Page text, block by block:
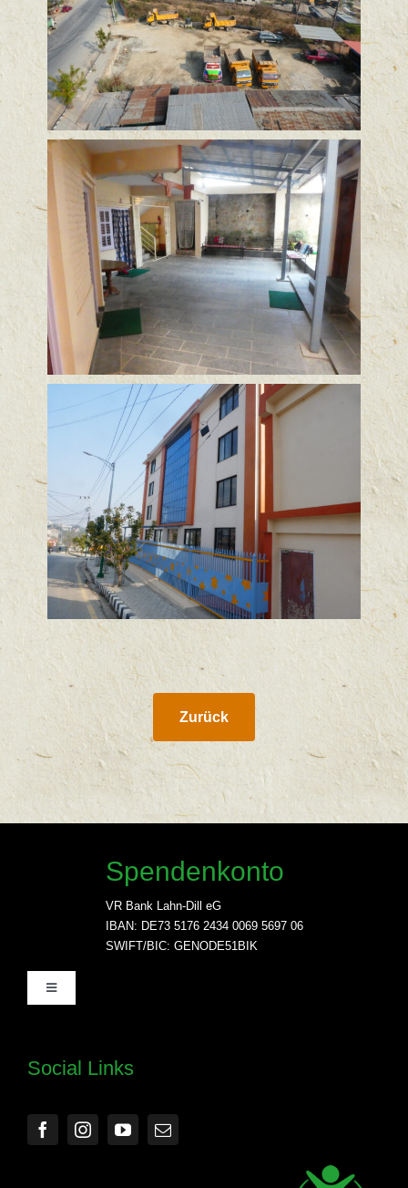
Zurück
Spendenkonto
VR Bank Lahn-Dill eG
IBAN: DE73 5176 2434 0069 5697 06
SWIFT/BIC: GENODE51BIK
Toggle
Navigation
Social Links